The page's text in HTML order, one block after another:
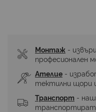
Монтаж -
професионален
Ателие -
тектилни щори
Транспорт -